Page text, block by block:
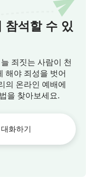
그들의 행동에서 그
을 증오하는 본질을
하나님을 위해 힘써
지만 그들 사역의 출
이고 그들의 본성 본
. 따라서 그들은 하
더러 하나님을 대적
니다. ‘그래. 바리
다니며 복음을 전했
참석할 수 있
죄짓는 사람이 천
해야 죄성을 벗어
의 온라인 예배에
을 찾아보세요.
화하기